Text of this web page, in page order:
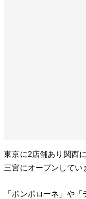
東京に2店舗あり関西
三宮にオープンしてい
「ボンボローネ」や